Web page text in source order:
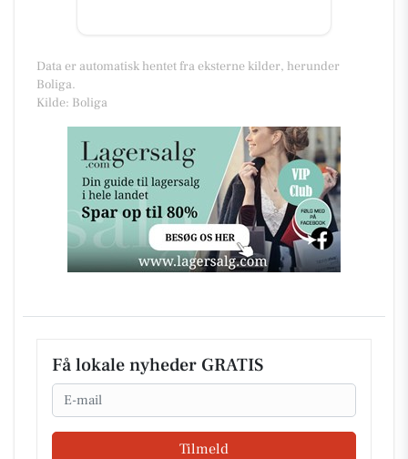
Data er automatisk hentet fra eksterne kilder, herunder
Boliga.
Kilde: Boliga
Få lokale nyheder GRATIS
Email
Tilmeld